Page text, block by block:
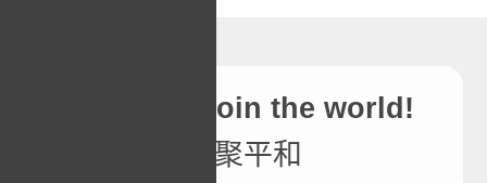
Join GLV,join the world!
相聚平和